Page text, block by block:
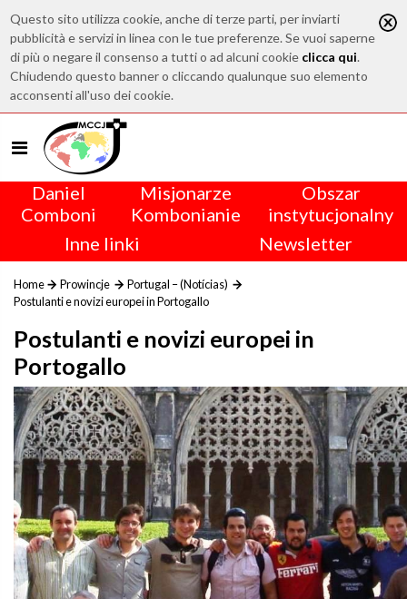
Questo sito utilizza cookie, anche di terze parti, per inviarti
pubblicità e servizi in linea con le tue preferenze. Se vuoi saperne
di più o negare il consenso a tutti o ad alcuni cookie clicca qui.
Chiudendo questo banner o cliccando qualunque suo elemento
acconsenti all'uso dei cookie.
Daniel
Comboni
Misjonarze
Kombonianie
Obszar
instytucjonalny
Inne linki
Newsletter
Home Prowincje
Portugal – (Notícias)
Postulanti e novizi europei in Portogallo
Postulanti e novizi europei in
Portogallo